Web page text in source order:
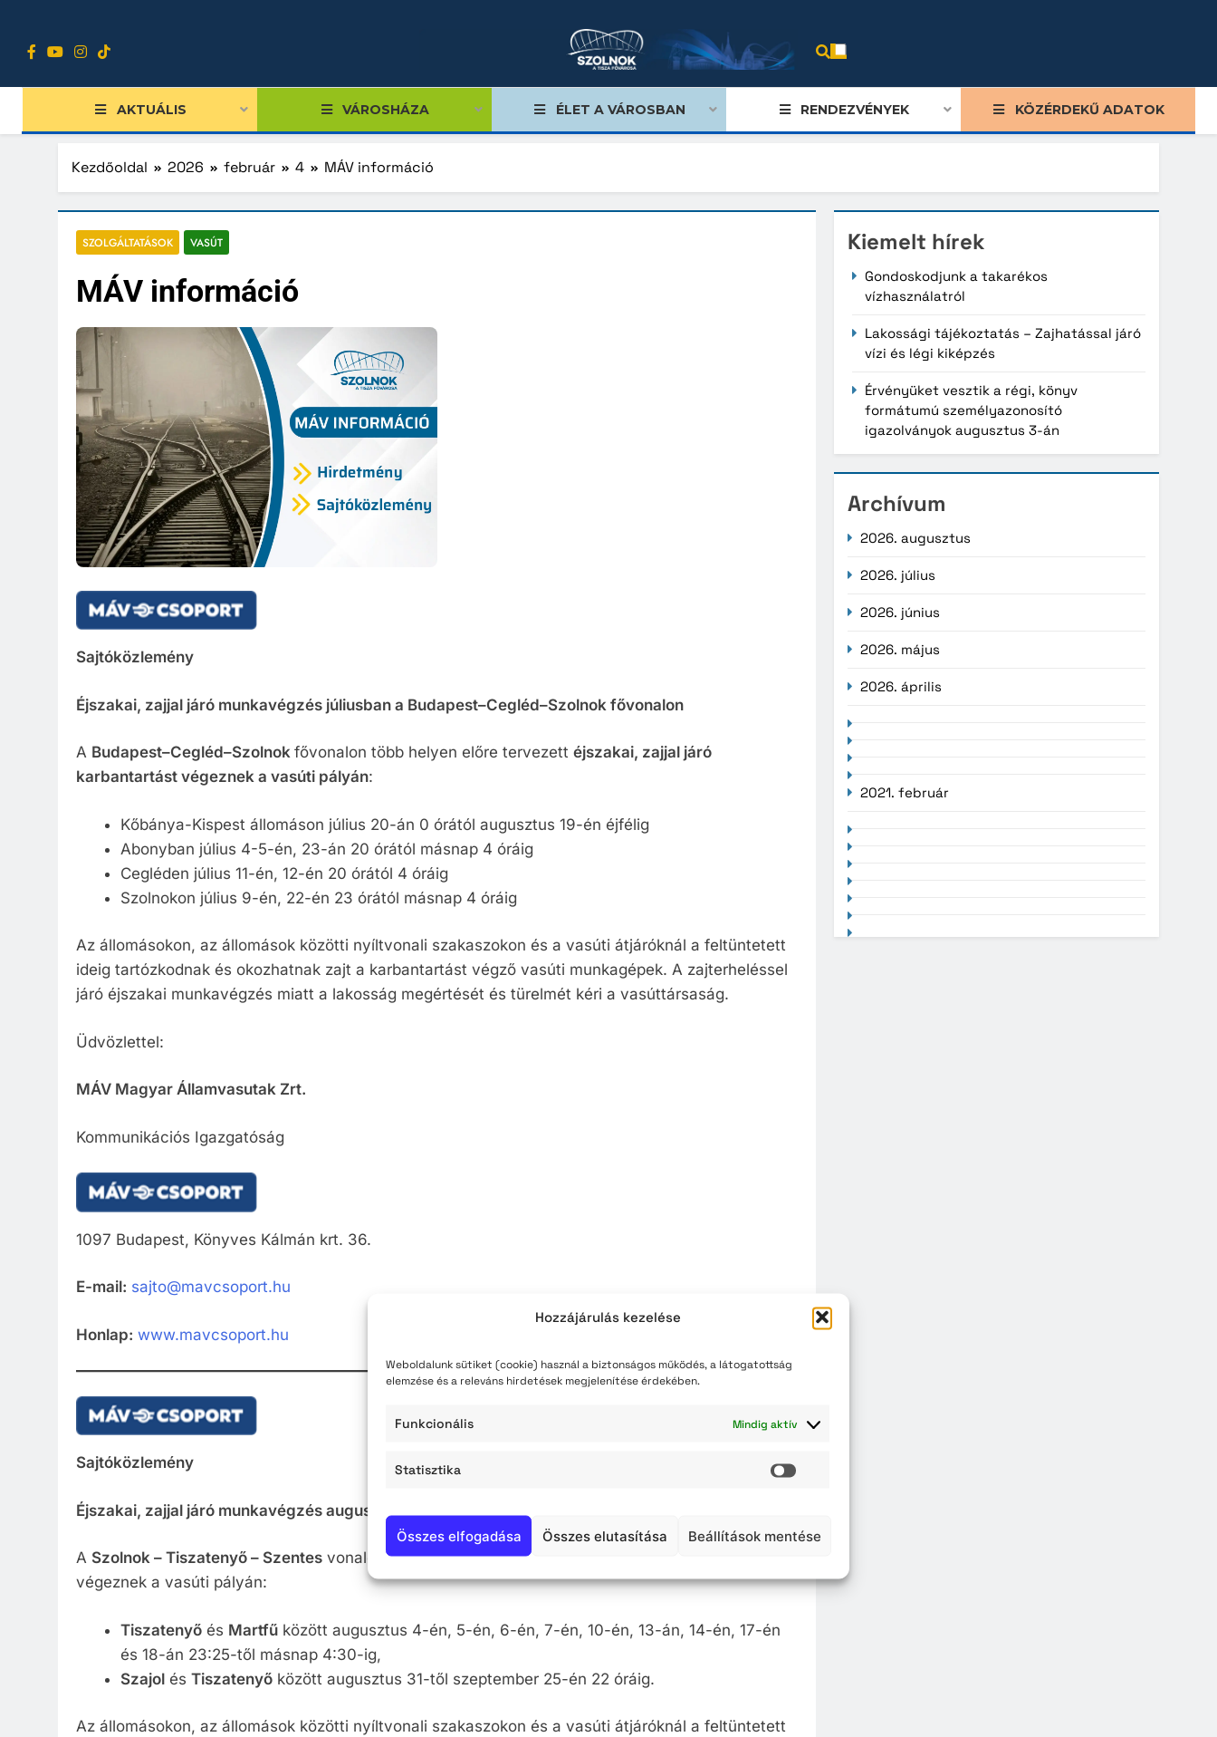
Hozzájárulás kezelése
Weboldalunk sütiket (cookie) használ a biztonságos működés, a látogatottság
elemzése és a releváns hirdetések megjelenítése érdekében.
Funkcionális Mindig aktív
Statisztika
Összes elfogadása Összes elutasítása Beállítások mentése
tartalomra
AKTUÁLIS VÁROSHÁZA
Nemzetiségi önkormányzatok
Diákpolgármester
Programok, stratégiák, koncepciók
Közzétételi lista
ÉLET A VÁROSBAN RENDEZVÉNYEK KÖZÉRDEKŰ ADATOK
Kezdőoldal 2026 február 4 MÁV információ
SZOLGÁLTATÁSOK VASÚT
MÁV információ
Sajtóközlemény
Éjszakai, zajjal járó munkavégzés júliusban a Budapest–Cegléd–Szolnok fővonalon
A Budapest–Cegléd–Szolnok fővonalon több helyen előre tervezett éjszakai, zajjal járó
karbantartást végeznek a vasúti pályán:
Kőbánya-Kispest állomáson július 20-án 0 órától augusztus 19-én éjfélig
Abonyban július 4-5-én, 23-án 20 órától másnap 4 óráig
Cegléden július 11-én, 12-én 20 órától 4 óráig
Szolnokon július 9-én, 22-én 23 órától másnap 4 óráig
Az állomásokon, az állomások közötti nyíltvonali szakaszokon és a vasúti átjáróknál a feltüntetett
ideig tartózkodnak és okozhatnak zajt a karbantartást végző vasúti munkagépek. A zajterheléssel
járó éjszakai munkavégzés miatt a lakosság megértését és türelmét kéri a vasúttársaság.
Üdvözlettel:
MÁV Magyar Államvasutak Zrt.
Kommunikációs Igazgatóság
1097 Budapest, Könyves Kálmán krt. 36.
E-mail: sajto@mavcsoport.hu
Honlap: www.mavcsoport.hu
Sajtóközlemény
Éjszakai, zajjal járó munkavégzés augusztusban Jász-Nagykun-Szolnok vármegyében
A Szolnok – Tiszatenyő – Szentes vonalon vasútvonalon előre tervezett zajjal járó karbantartást
végeznek a vasúti pályán:
Tiszatenyőés Martfűközött augusztus 4-én, 5-én, 6-én, 7-én, 10-én, 13-án, 14-én, 17-én
és 18-án 23:25-től másnap 4:30-ig,
Szajolés Tiszatenyőközött augusztus 31-től szeptember 25-én 22 óráig.
Az állomásokon, az állomások közötti nyíltvonali szakaszokon és a vasúti átjáróknál a feltüntetett
Kiemelt hírek
Gondoskodjunk a takarékos
vízhasználatról
Lakossági tájékoztatás – Zajhatással járó
vízi és légi kiképzés
Érvényüket vesztik a régi, könyv
formátumú személyazonosító
igazolványok augusztus 3-án
Archívum
2026. augusztus
2026. július
2026. június
2026. május
2026. április
2021. február